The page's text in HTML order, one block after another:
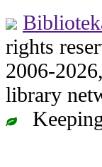
rights
2006-
library